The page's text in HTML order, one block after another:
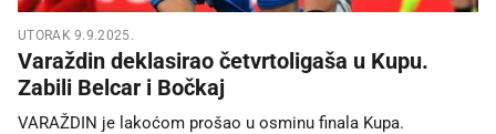
UTORAK 9.9.2025.
Varaždin deklasirao četvrtoligaša u Kupu.
Zabili Belcar i Bočkaj
VARAŽDIN je lakoćom prošao u osminu finala Kupa.